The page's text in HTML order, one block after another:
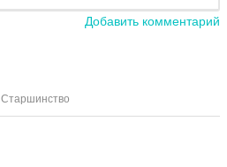
Добавить комментарий
Старшинство